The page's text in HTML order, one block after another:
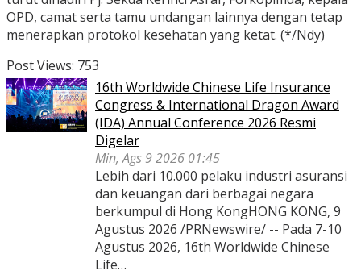
OPD, camat serta tamu undangan lainnya dengan tetap
menerapkan protokol kesehatan yang ketat. (*/Ndy)
Post Views: 753
16th Worldwide Chinese Life Insurance
Congress & International Dragon Award
(IDA) Annual Conference 2026 Resmi
Digelar
Min, Ags 9 2026 01:45
Lebih dari 10.000 pelaku industri asuransi
dan keuangan dari berbagai negara
berkumpul di Hong KongHONG KONG, 9
Agustus 2026 /PRNewswire/ -- Pada 7-10
Agustus 2026, 16th Worldwide Chinese
Life…